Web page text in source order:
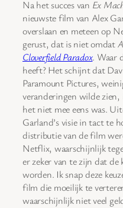
Na het succes van Ex
nieuwste film van Alex
overslaan en meteen op
gerust, dat is niet omdat
Cloverfield Paradox. Waar
heeft? Het schijnt dat
Paramount Pictures,
veranderingen wilde
het niet mee eens was.
Garland’s visie in tact te
distributie van de film
Netflix, waarschijnlijk
er zeker van te zijn dat de
worden. Ik snap deze
film die moeilijk te
waarschijnlijk niet veel